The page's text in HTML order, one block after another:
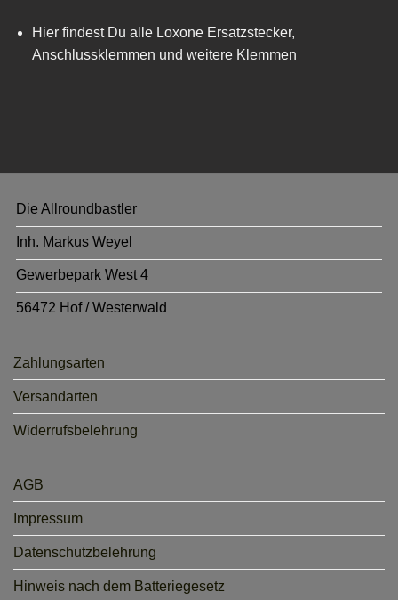
Hier findest Du alle Loxone Ersatzstecker,
Anschlussklemmen und weitere Klemmen
Die Allroundbastler
Inh. Markus Weyel
Gewerbepark West 4
56472 Hof / Westerwald
Zahlungsarten
Versandarten
Widerrufsbelehrung
AGB
Impressum
Datenschutzbelehrung
Hinweis nach dem Batteriegesetz